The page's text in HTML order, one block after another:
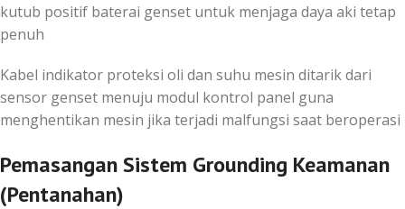
kutub positif baterai genset untuk menjaga daya aki tetap
penuh
Kabel indikator proteksi oli dan suhu mesin ditarik dari
sensor genset menuju modul kontrol panel guna
menghentikan mesin jika terjadi malfungsi saat beroperasi
Pemasangan Sistem Grounding Keamanan
(Pentanahan)